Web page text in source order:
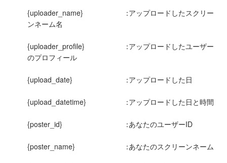
{uploader_name} ：アップロードしたスクリー
ンネーム名
{uploader_profile} ：アップロードしたユーザー
のプロフィール
{upload_date} ：アップロードした日
{upload_datetime} ：アップロードした日と時間
{poster_id} ：あなたのユーザーID
{poster_name} ：あなたのスクリーンネーム